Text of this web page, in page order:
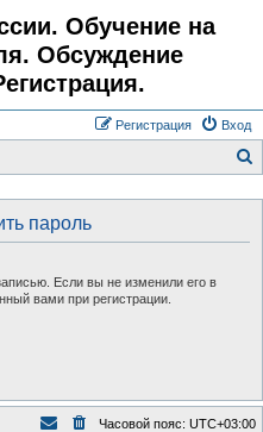
Обучение на
Обсуждение
Вход
Регистрация
пароль
Если вы не изменили его в
вами при регистрации.
Часовой пояс: UTC+03:00